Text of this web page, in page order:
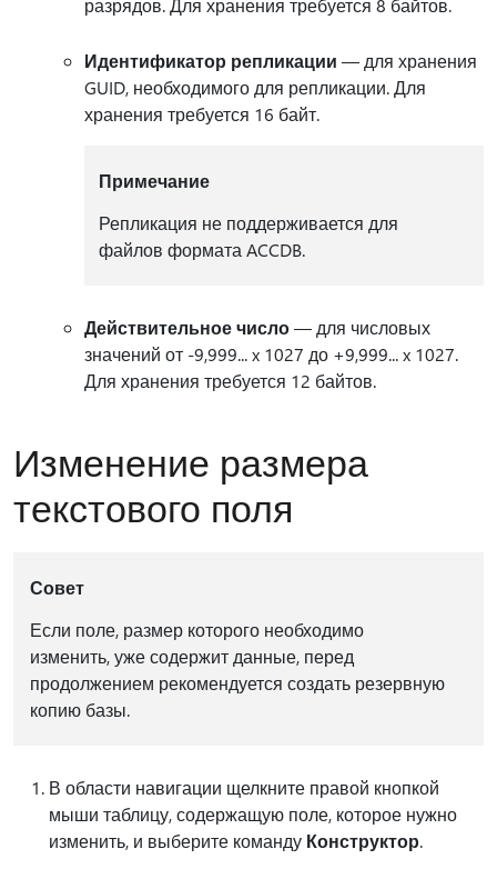
разрядов. Для хранения требуется 8 байтов.
Идентификатор репликации — для хранения
GUID, необходимого для репликации. Для
хранения требуется 16 байт.
Примечание
Репликация не поддерживается для
файлов формата ACCDB.
Действительное число— для числовых
значений от -9,999... x 1027 до +9,999... x 1027.
Для хранения требуется 12 байтов.
Изменение размера
текстового поля
Совет
Если поле, размер которого необходимо
изменить, уже содержит данные, перед
продолжением рекомендуется создать резервную
копию базы.
В области навигации щелкните правой кнопкой
мыши таблицу, содержащую поле, которое нужно
изменить, и выберите команду Конструктор.